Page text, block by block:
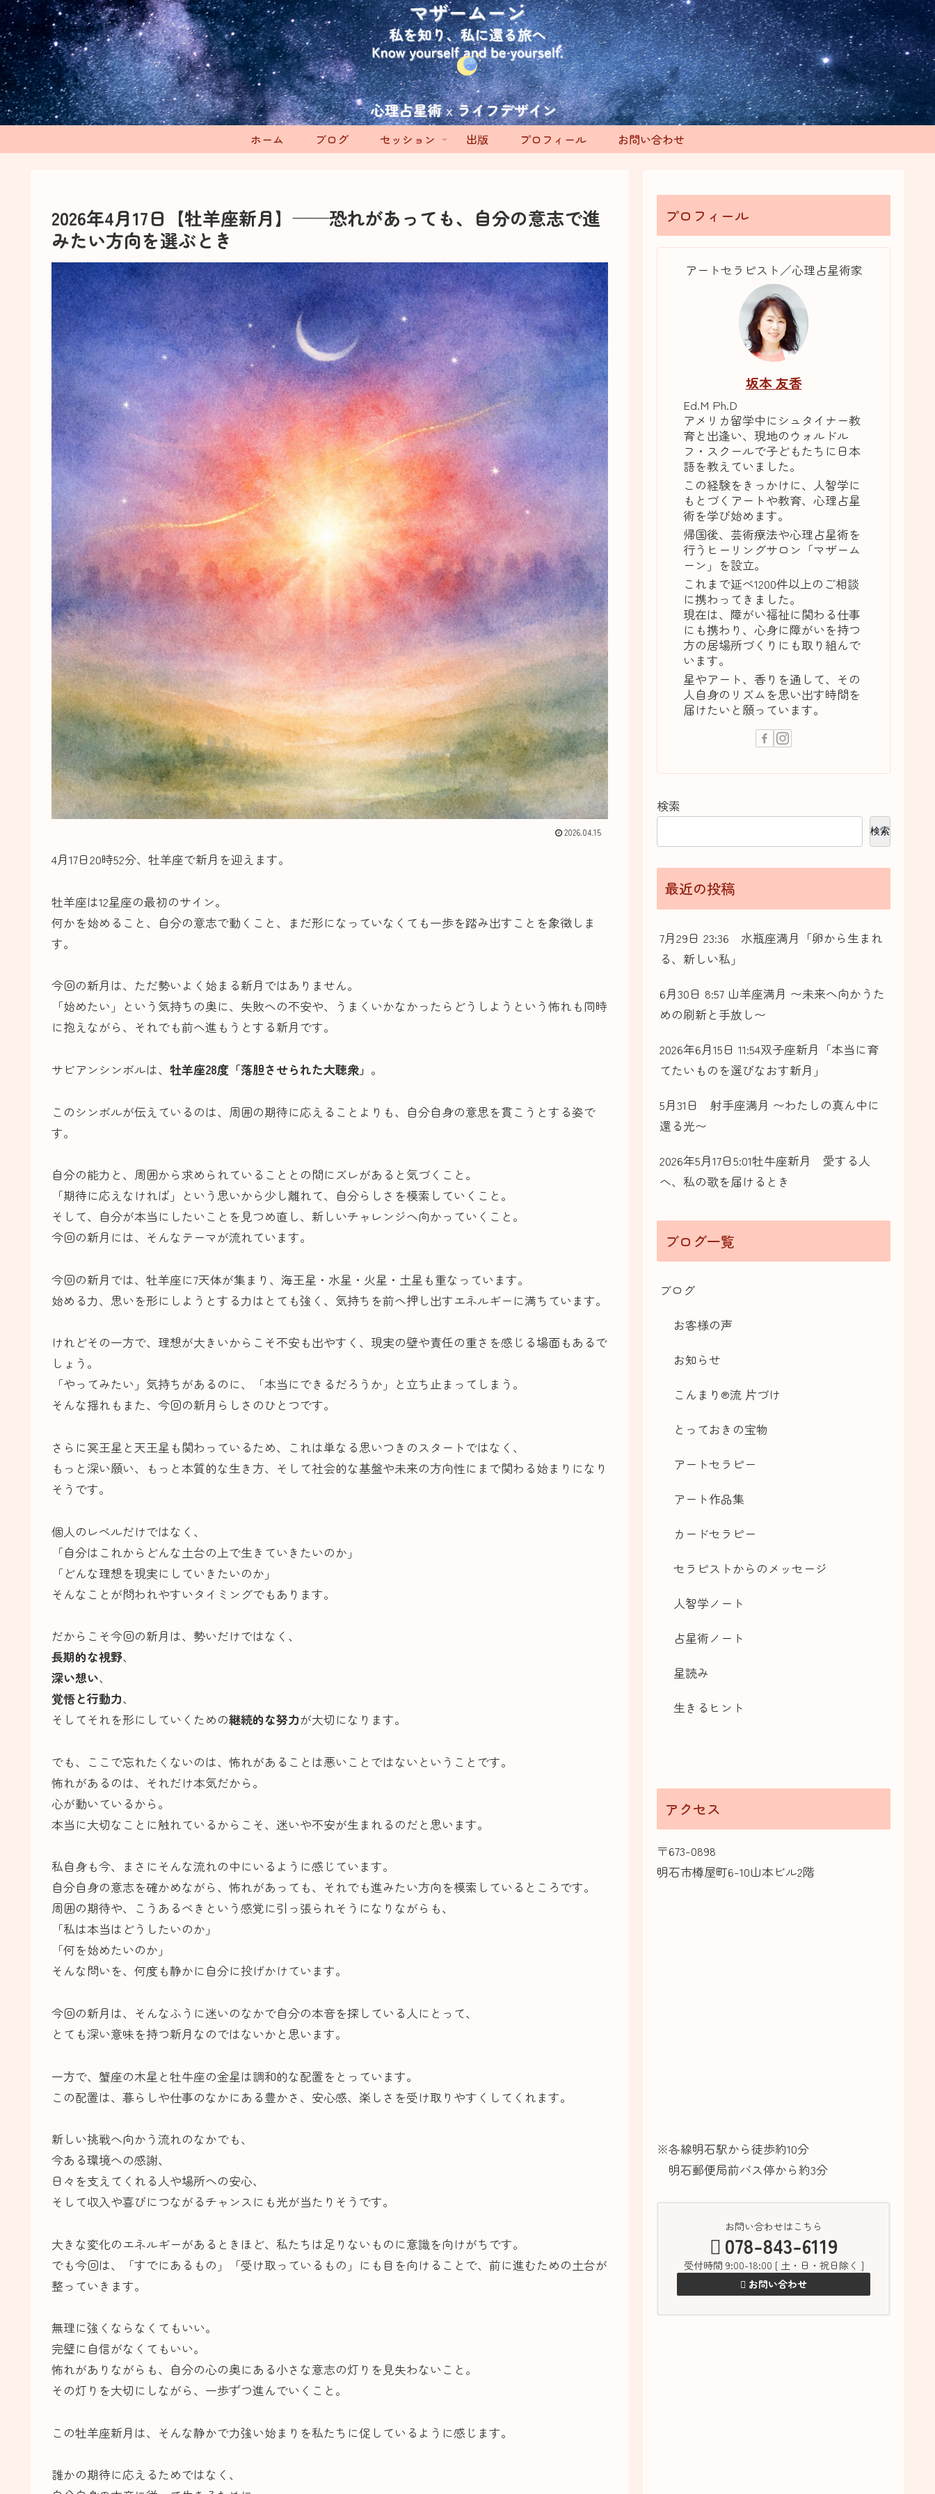
ホーム ブログ セッション 出版 プロフィール お問い合わせ
2026年4月17日【牡羊座新月】——恐れがあっても、自分の意志で進
みたい方向を選ぶとき
2026.04.15
4月17日20時52分、牡羊座で新月を迎えます。
牡羊座は12星座の最初のサイン。
何かを始めること、自分の意志で動くこと、まだ形になっていなくても一歩を踏み出すことを象徴しま
す。
今回の新月は、ただ勢いよく始まる新月ではありません。
「始めたい」という気持ちの奥に、失敗への不安や、うまくいかなかったらどうしようという怖れも同時
に抱えながら、それでも前へ進もうとする新月です。
サビアンシンボルは、 牡羊座28度「落胆させられた大聴衆」 。
このシンボルが伝えているのは、周囲の期待に応えることよりも、自分自身の意思を貫こうとする姿で
す。
自分の能力と、周囲から求められていることとの間にズレがあると気づくこと。
「期待に応えなければ」という思いから少し離れて、自分らしさを模索していくこと。
そして、自分が本当にしたいことを見つめ直し、新しいチャレンジへ向かっていくこと。
今回の新月には、そんなテーマが流れています。
今回の新月では、牡羊座に7天体が集まり、海王星・水星・火星・土星も重なっています。
始める力、思いを形にしようとする力はとても強く、気持ちを前へ押し出すエネルギーに満ちています。
けれどその一方で、理想が大きいからこそ不安も出やすく、現実の壁や責任の重さを感じる場面もあるで
しょう。
「やってみたい」気持ちがあるのに、「本当にできるだろうか」と立ち止まってしまう。
そんな揺れもまた、今回の新月らしさのひとつです。
さらに冥王星と天王星も関わっているため、これは単なる思いつきのスタートではなく、
もっと深い願い、もっと本質的な生き方、そして社会的な基盤や未来の方向性にまで関わる始まりになり
そうです。
個人のレベルだけではなく、
「自分はこれからどんな土台の上で生きていきたいのか」
「どんな理想を現実にしていきたいのか」
そんなことが問われやすいタイミングでもあります。
だからこそ今回の新月は、勢いだけではなく、
長期的な視野、
深い想い、
覚悟と行動力、
そしてそれを形にしていくための継続的な努力が大切になります。
でも、ここで忘れたくないのは、怖れがあることは悪いことではないということです。
怖れがあるのは、それだけ本気だから。
心が動いているから。
本当に大切なことに触れているからこそ、迷いや不安が生まれるのだと思います。
私自身も今、まさにそんな流れの中にいるように感じています。
自分自身の意志を確かめながら、怖れがあっても、それでも進みたい方向を模索しているところです。
周囲の期待や、こうあるべきという感覚に引っ張られそうになりながらも、
「私は本当はどうしたいのか」
「何を始めたいのか」
そんな問いを、何度も静かに自分に投げかけています。
今回の新月は、そんなふうに迷いのなかで自分の本音を探している人にとって、
とても深い意味を持つ新月なのではないかと思います。
一方で、蟹座の木星と牡牛座の金星は調和的な配置をとっています。
この配置は、暮らしや仕事のなかにある豊かさ、安心感、楽しさを受け取りやすくしてくれます。
新しい挑戦へ向かう流れのなかでも、
今ある環境への感謝、
日々を支えてくれる人や場所への安心、
そして収入や喜びにつながるチャンスにも光が当たりそうです。
大きな変化のエネルギーがあるときほど、私たちは足りないものに意識を向けがちです。
でも今回は、「すでにあるもの」「受け取っているもの」にも目を向けることで、前に進むための土台が
整っていきます。
無理に強くならなくてもいい。
完璧に自信がなくてもいい。
怖れがありながらも、自分の心の奥にある小さな意志の灯りを見失わないこと。
その灯りを大切にしながら、一歩ずつ進んでいくこと。
この牡羊座新月は、そんな静かで力強い始まりを私たちに促しているように感じます。
誰かの期待に応えるためではなく、
プロフィール
アートセラピスト／心理占星術家
坂本 友香
Ed.M Ph.D
アメリカ留学中にシュタイナー教
育と出逢い、現地のウォルドル
フ・スクールで子どもたちに日本
語を教えていました。
この経験をきっかけに、人智学に
もとづくアートや教育、心理占星
術を学び始めます。
帰国後、芸術療法や心理占星術を
行うヒーリングサロン「マザーム
ーン」を設立。
これまで延べ1200件以上のご相談
に携わってきました。
現在は、障がい福祉に関わる仕事
にも携わり、心身に障がいを持つ
方の居場所づくりにも取り組んで
います。
星やアート、香りを通して、その
人自身のリズムを思い出す時間を
届けたいと願っています。
検索
検索
最近の投稿
7月29日 23:36 水瓶座満月「卵から生まれ
る、新しい私」
6月30日 8:57 山羊座満月 〜未来へ向かうた
めの刷新と手放し〜
2026年6月15日 11:54双子座新月「本当に育
てたいものを選びなおす新月」
5月31日 射手座満月 〜わたしの真ん中に
還る光〜
2026年5月17日5:01牡牛座新月 愛する人
へ、私の歌を届けるとき
ブログ一覧
ブログ
お客様の声
お知らせ
こんまり®流 片づけ
とっておきの宝物
アートセラピー
アート作品集
カードセラピー
セラピストからのメッセージ
人智学ノート
占星術ノート
星読み
生きるヒント
アクセス
〒673-0898
明石市樽屋町6-10山本ビル2階
※各線明石駅から徒歩約10分
明石郵便局前バス停から約3分
お問い合わせはこちら
078-843-6119
受付時間 9:00-18:00 [ 土・日・祝日除く ]
お問い合わせ